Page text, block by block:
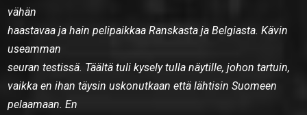
vähän
haastavaa ja hain pelipaikkaa Ranskasta ja Belgiasta. Kävin
useamman
seuran testissä. Täältä tuli kysely tulla näytille, johon tartuin,
vaikka en ihan täysin uskonutkaan että lähtisin Suomeen
pelaamaan. En